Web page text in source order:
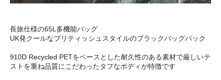
長旅仕様の65L多機能バッグ
UK発クールなブリティッシュスタイルのブラックバッグパック
910D Recycled PETをベースとした耐久性のある素材で厳しいテ
ストを重ね品質にこだわったタフなボディが特徴です